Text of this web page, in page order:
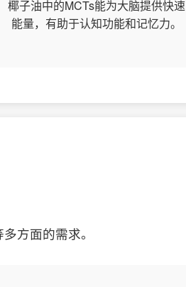
椰子油中的MCTs能为大脑提供快速
能量，有助于认知功能和记忆力。
方面的需求。